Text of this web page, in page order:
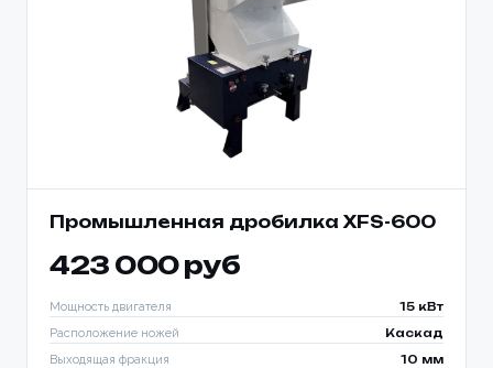
Промышленная дробилка XFS-600
423 000 руб
Мощность двигателя 15 кВт
Расположение ножей Каскад
Выходящая фракция 10 мм